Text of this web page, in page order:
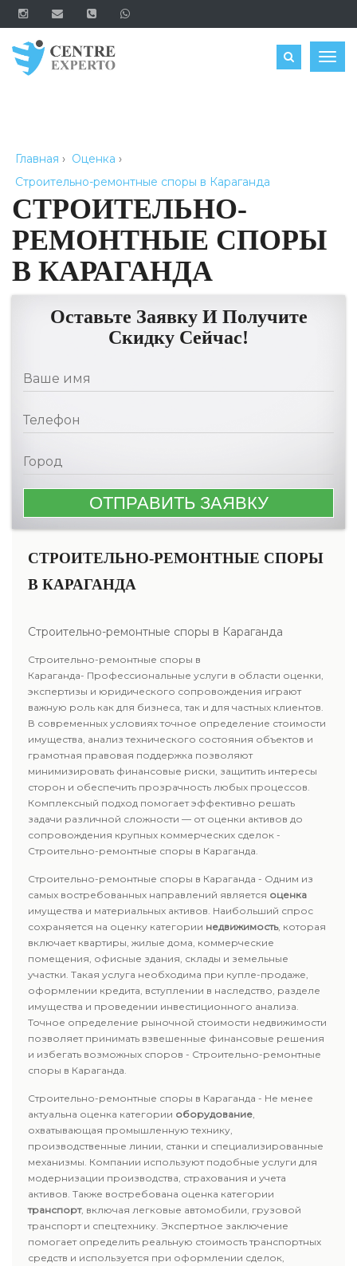
ЗАКАЗАТЬ
Главная › Оценка ›
Строительно-ремонтные споры в Караганда
СТРОИТЕЛЬНО-
РЕМОНТНЫЕ СПОРЫ
В КАРАГАНДА
Оставьте Заявку И Получите
Скидку Сейчас!
СТРОИТЕЛЬНО-РЕМОНТНЫЕ СПОРЫ
В КАРАГАНДА
Строительно-ремонтные споры в Караганда
Строительно-ремонтные споры в
Караганда- Профессиональные услуги в области оценки,
экспертизы и юридического сопровождения играют
важную роль как для бизнеса, так и для частных клиентов.
В современных условиях точное определение стоимости
имущества, анализ технического состояния объектов и
грамотная правовая поддержка позволяют
минимизировать финансовые риски, защитить интересы
сторон и обеспечить прозрачность любых процессов.
Комплексный подход помогает эффективно решать
задачи различной сложности — от оценки активов до
сопровождения крупных коммерческих сделок -
Строительно-ремонтные споры в Караганда.
Строительно-ремонтные споры в Караганда - Одним из
самых востребованных направлений является оценка
имущества и материальных активов. Наибольший спрос
сохраняется на оценку категории недвижимость, которая
включает квартиры, жилые дома, коммерческие
помещения, офисные здания, склады и земельные
участки. Такая услуга необходима при купле-продаже,
оформлении кредита, вступлении в наследство, разделе
имущества и проведении инвестиционного анализа.
Точное определение рыночной стоимости недвижимости
позволяет принимать взвешенные финансовые решения
и избегать возможных споров - Строительно-ремонтные
споры в Караганда.
Строительно-ремонтные споры в Караганда - Не менее
актуальна оценка категории оборудование,
охватывающая промышленную технику,
производственные линии, станки и специализированные
механизмы. Компании используют подобные услуги для
модернизации производства, страхования и учета
активов. Также востребована оценка категории
транспорт, включая легковые автомобили, грузовой
транспорт и спецтехнику. Экспертное заключение
помогает определить реальную стоимость транспортных
средств и используется при оформлении сделок,